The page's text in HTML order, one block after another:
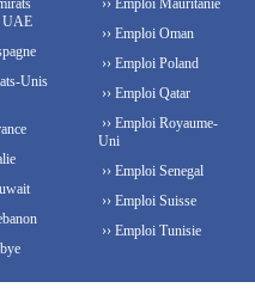
UAE
Unis
›› Emploi Mauritanie
›› Emploi Oman
›› Emploi Poland
›› Emploi Qatar
›› Emploi Royaume-
Uni
›› Emploi Senegal
›› Emploi Suisse
›› Emploi Tunisie